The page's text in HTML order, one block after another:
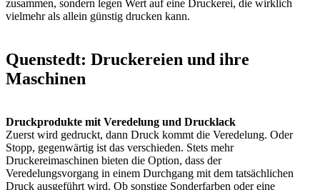
zusammen, sondern legen Wert auf eine Druckerei, die wirklich
vielmehr als allein günstig drucken kann.
Quenstedt: Druckereien und ihre
Maschinen
Druckprodukte mit Veredelung und Drucklack
Zuerst wird gedruckt, dann Druck kommt die Veredelung. Oder
Stopp, gegenwärtig ist das verschieden. Stets mehr
Druckereimaschinen bieten die Option, dass der
Veredelungsvorgang in einem Durchgang mit dem tatsächlichen
Druck ausgeführt wird. Ob sonstige Sonderfarben oder eine